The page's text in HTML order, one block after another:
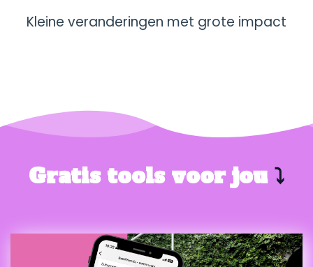
Kleine veranderingen met grote impact
Gratis tools voor jou ⤵️